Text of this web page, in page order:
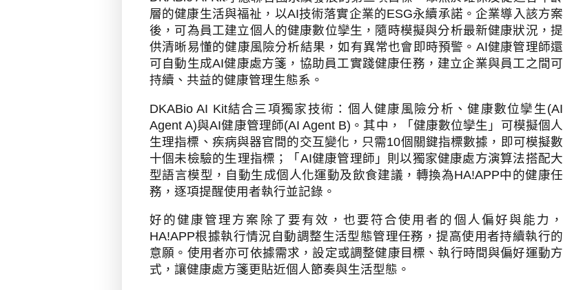
層的健康生活與福祉，以AI技術落實企業的ESG永續承諾。企業導入該方案
後，可為員工建立個人的健康數位孿生，隨時模擬與分析最新健康狀況，提
供清晰易懂的健康風險分析結果，如有異常也會即時預警。 AI健康管理師還
可自動生成AI健康處方箋，協助員工實踐健康任務，建立企業與員工之間可
持續、共益的健康管理生態系。
DKABio AI Kit結合三項獨家技術：個人健康風險分析、健康數位孿生 (AI
Agent A)與AI健康管理師(AI Agent B) 。其中，「健康數位孿生」可模擬個人
生理指標、疾病與器官間的交互變化，只需10個關鍵指標數據，即可模擬數
十個未檢驗的生理指標；「AI健康管理師」則以獨家健康處方演算法搭配大
型語言模型，自動生成個人化運動及飲食建議，轉換為HA!APP中的健康任
務，逐項提醒使用者執行並記錄。
好的健康管理方案除了要有效，也要符合使用者的個人偏好與能力，
HA!APP根據執行情況自動調整生活型態管理任務，提高使用者持續執行的
意願。使用者亦可依據需求，設定或調整健康目標、執行時間與偏好運動方
式，讓健康處方箋更貼近個人節奏與生活型態。